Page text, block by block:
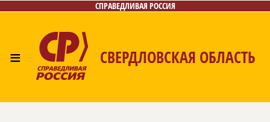
СПРАВЕДЛИВАЯ РОССИЯ
≡ СВЕРДЛОВСКАЯ ОБЛАСТЬ